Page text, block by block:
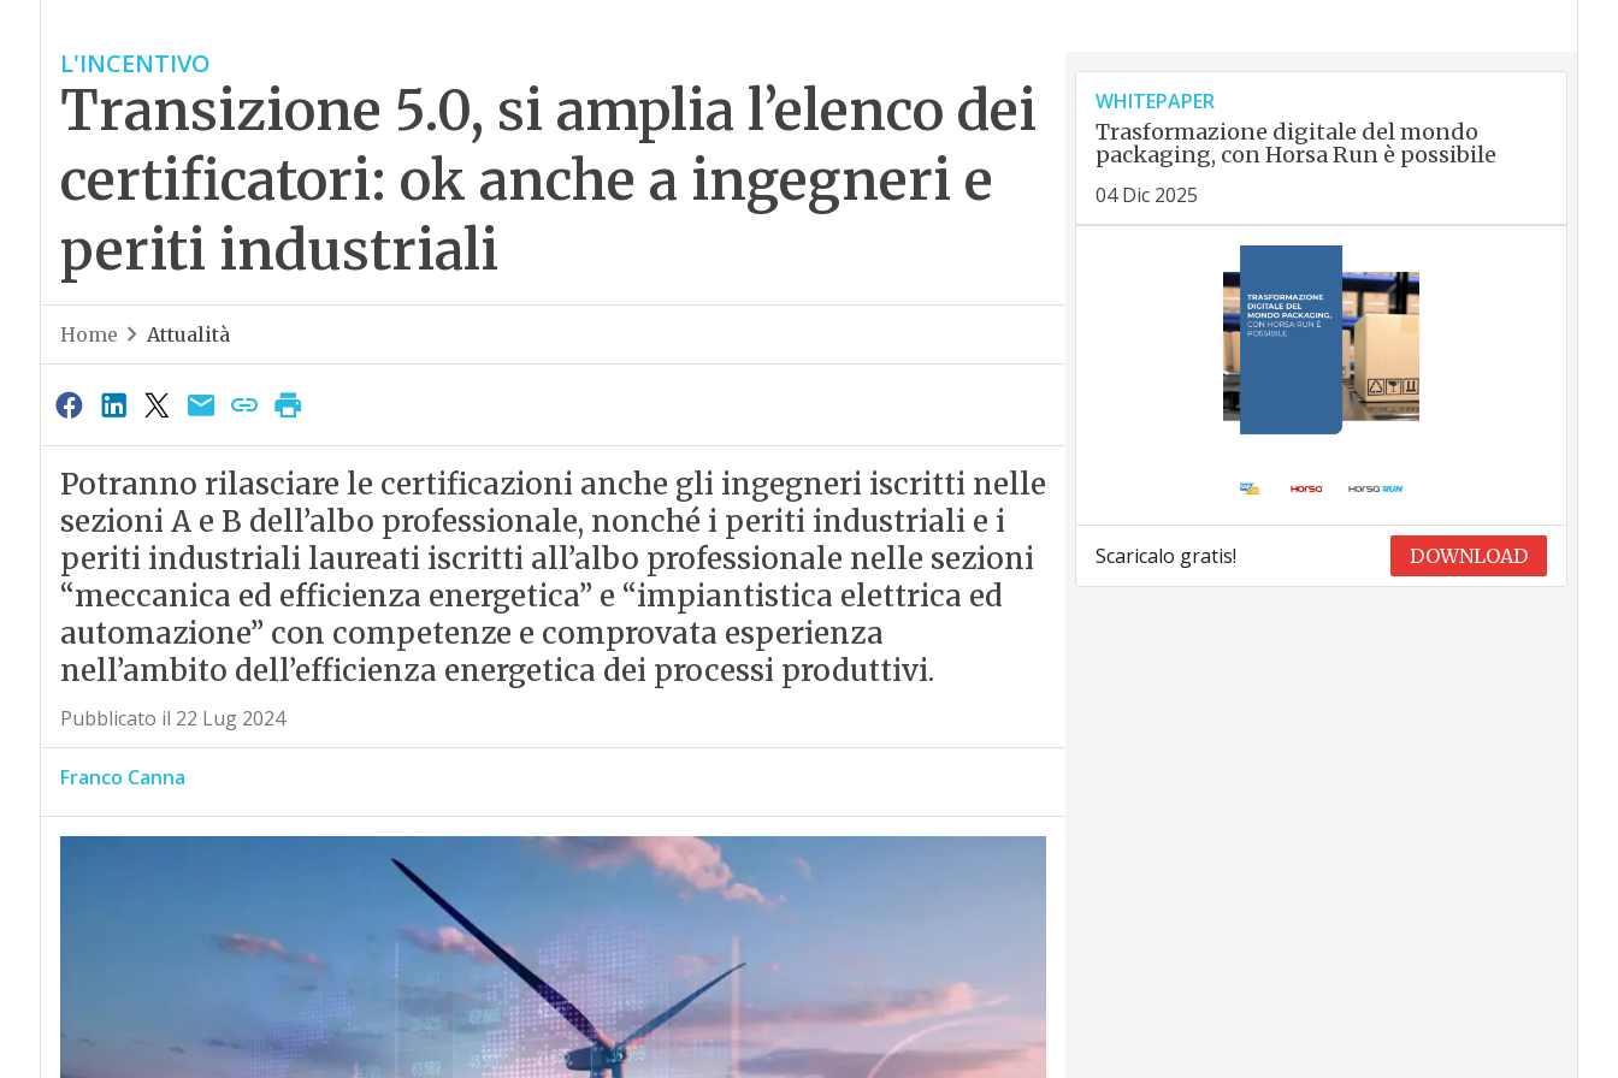
L'INCENTIVO
Transizione 5.0, si amplia l’elenco dei
certificatori: ok anche a ingegneri e
periti industriali
Home Attualità
Potranno rilasciare le certificazioni anche gli ingegneri iscritti nelle
sezioni A e B dell’albo professionale, nonché i periti industriali e i
periti industriali laureati iscritti all’albo professionale nelle sezioni
“meccanica ed efficienza energetica” e “impiantistica elettrica ed
automazione” con competenze e comprovata esperienza
nell’ambito dell’efficienza energetica dei processi produttivi.
Pubblicato il 22 Lug 2024
Franco Canna
WHITEPAPER
Trasformazione digitale del mondo
packaging, con Horsa Run è possibile
04 Dic 2025
Scaricalo gratis! DOWNLOAD